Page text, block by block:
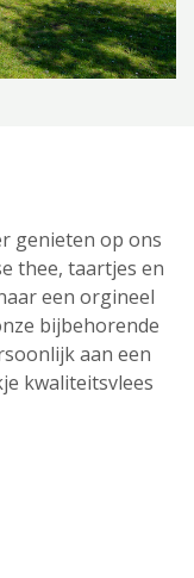
genieten op ons
thee, taartjes en
een orgineel
bijbehorende
aan een
kwaliteitsvlees